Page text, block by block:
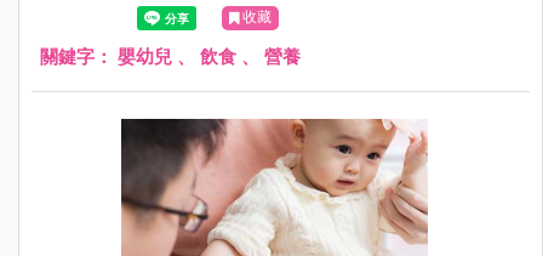
收藏
關鍵字： 嬰幼兒 、 飲食 、 營養